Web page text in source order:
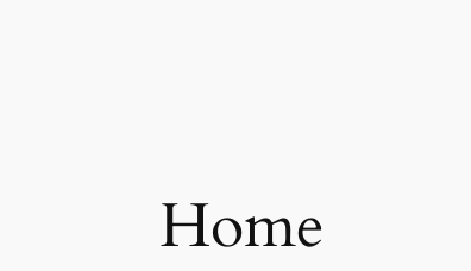
Home